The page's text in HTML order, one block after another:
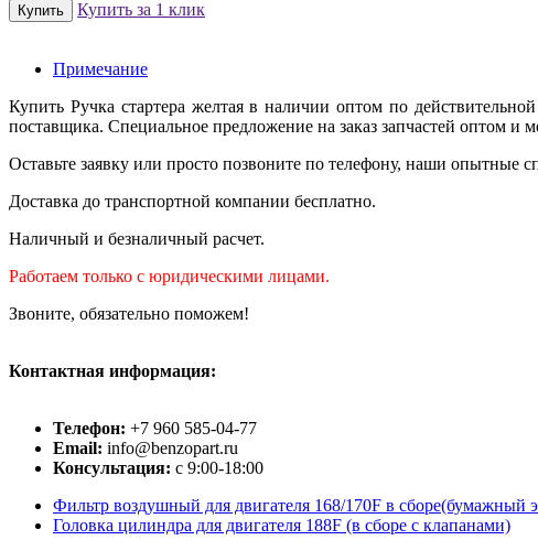
Купить за 1 клик
Примечание
Купить Ручка стартера желтая в наличии оптом по
поставщика. Специальное предложение на заказ запчастей оптом и
Оставьте заявку или просто позвоните по телефону, наши опытные
Доставка до транспортной компании бесплатно.
Наличный и безналичный расчет.
Работаем только с юридическими лицами.
Звоните, обязательно поможем!
Контактная информация:
Телефон: +7 960 585-04-77
Email: info@benzopart.ru
Консультация: с 9:00-18:00
Фильтр воздушный для двигателя 168/170F в сборе(бумажный
Головка цилиндра для двигателя 188F (в сборе с клапанами)